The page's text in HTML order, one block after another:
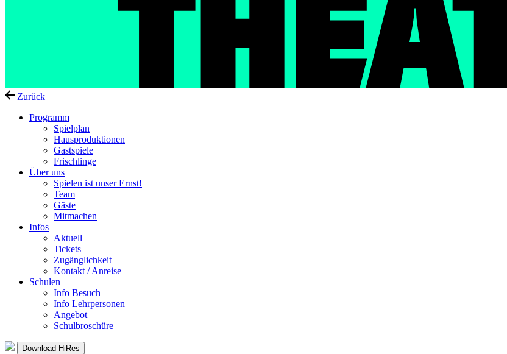
Zurück
Programm
Spielplan
Hausproduktionen
Gastspiele
Frischlinge
Über uns
Spielen ist unser Ernst!
Team
Gäste
Mitmachen
Infos
Aktuell
Tickets
Zugänglichkeit
Kontakt / Anreise
Schulen
Info Besuch
Info Lehrpersonen
Angebot
Schulbroschüre
Download HiRes